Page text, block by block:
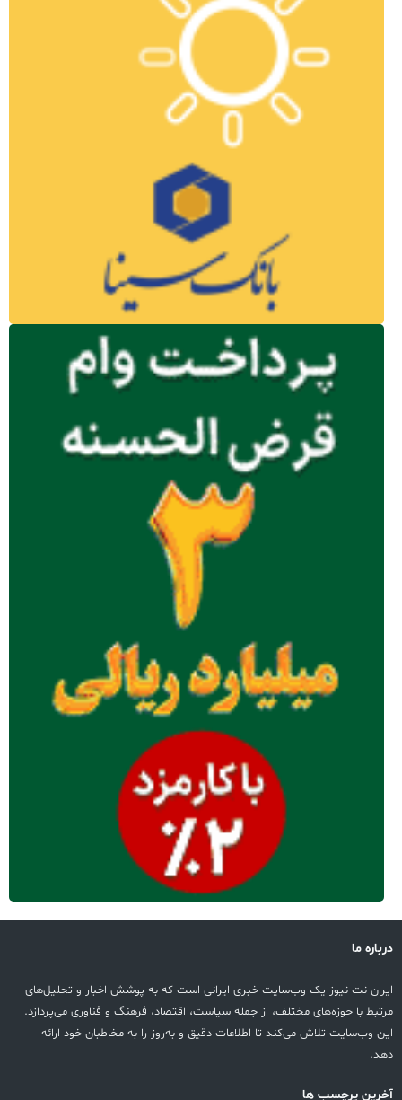
درباره ما
ایران نت نیوز یک وب‌سایت خبری ایرانی است که به پوشش اخبار و تحلیل‌های
مرتبط با حوزه‌های مختلف، از جمله سیاست، اقتصاد، فرهنگ و فناوری می‌پردازد.
این وب‌سایت تلاش می‌کند تا اطلاعات دقیق و به‌روز را به مخاطبان خود ارائه
دهد.
آخرین پرچسب ها